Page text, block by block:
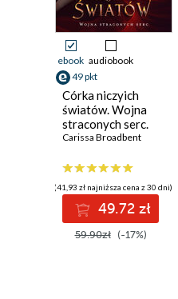
ebook audiobook
49 pkt
Córka niczyich
światów. Wojna
straconych serc.
Tom 1
Carissa Broadbent
(41,93 zł najniższa cena z 30 dni)
49.72 zł
59.90zł (-17%)